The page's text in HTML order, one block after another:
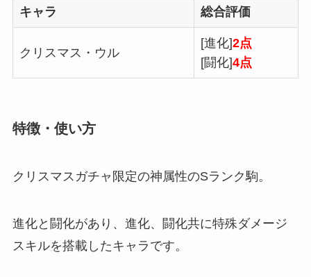
キャラ 総合評価
クリスマス・ウル
[進化]2点
[闘化]4点
特徴・使い方
クリスマスガチャ限定の神属性のSランク駒。
進化と闘化があり、進化、闘化共に特殊ダメージ
スキルを搭載したキャラです。